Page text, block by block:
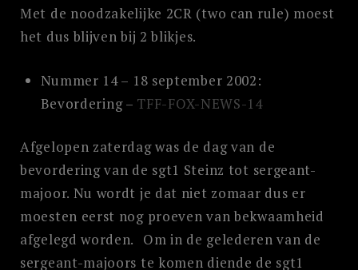
Met de noodzakelijke 2CR (two can rule) moest
het dus blijven bij 2 blikjes.
Nummer 14 – 18 september 2002:
Bevordering – TFF-FOX-NEWS-14
Afgelopen zaterdag was de dag van de
bevordering van de sgt1 Steinz tot sergeant-
majoor. Nu wordt je dat niet zomaar dus er
moesten eerst nog proeven van bekwaamheid
afgelegd worden. Om in de gelederen van de
sergeant-majoors te komen diende de sgt1